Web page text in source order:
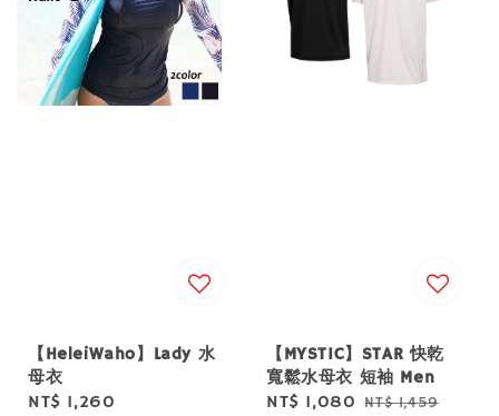
【HeleiWaho】Lady 水
母衣
Regular
NT$ 1,260
【MYSTIC】STAR 快乾
寬鬆水母衣 短袖 Men
Sale
NT$ 1,080 Regular
NT$ 1,459